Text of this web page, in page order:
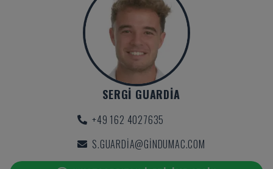
SERGI GUARDIA
+49 162 4027635
S.GUARDIA@GINDUMAC.COM